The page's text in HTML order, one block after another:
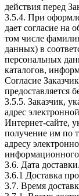
действия перед
3.5.4. При
дает согласие на
том числе
данных) в
персональных
каталогов,
Согласие
предоставляется
3.5.5. Заказчик,
адрес
Интернет-сайте,
получение им по
адресу
3.6. Дата доставки.
3.6.1 Доставка
3.7. Время